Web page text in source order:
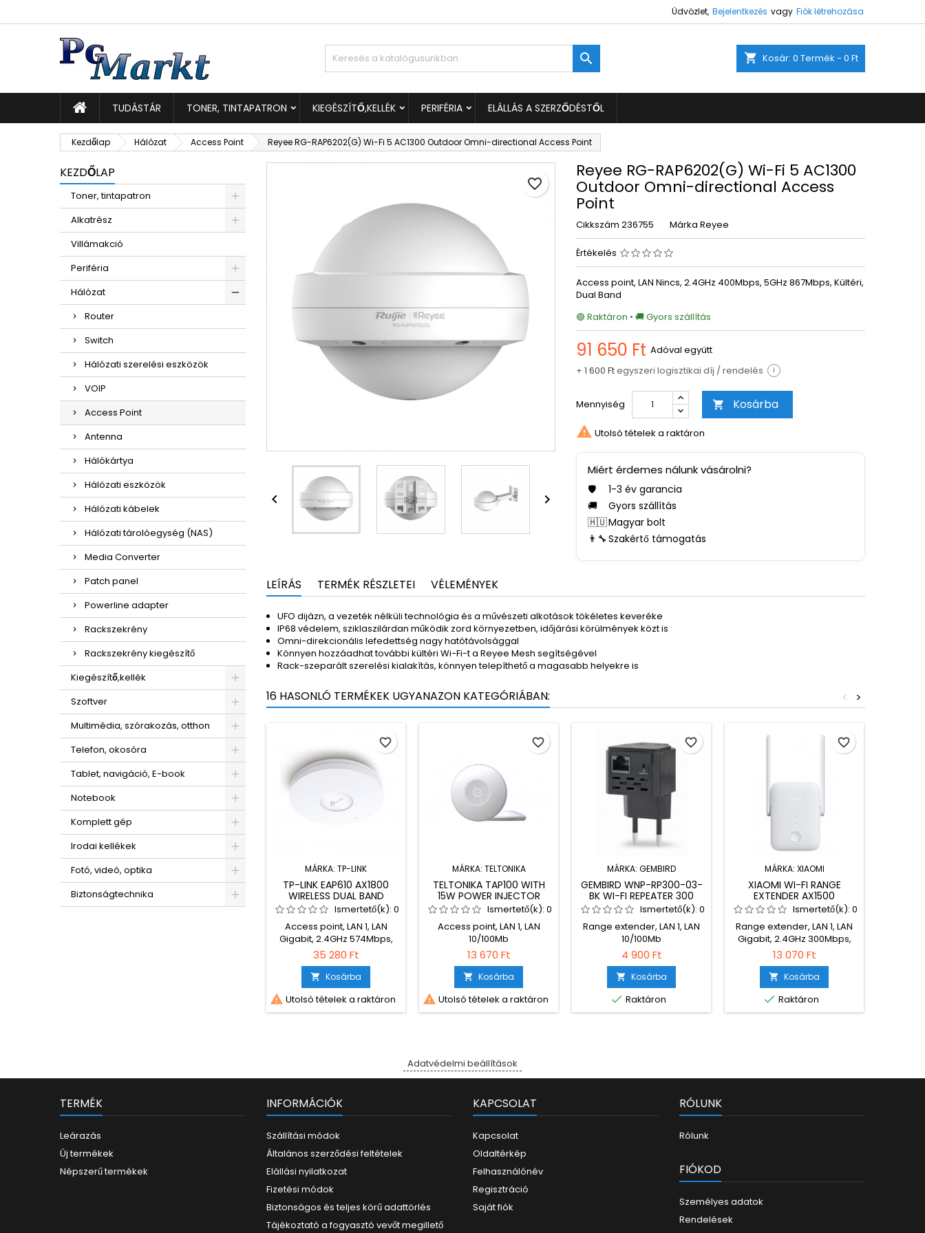
Üdvözlet, Bejelentkezés vagy Fiók létrehozása
shopping_cart Kosár: 0 Termék - 0 Ft

TUDÁSTÁR TONER, TINTAPATRON KIEGÉSZÍTŐ,KELLÉK PERIFÉRIA ELÁLLÁS A SZERZŐDÉSTŐL
Kezdőlap Hálózat Access Point Reyee RG-RAP6202(G) Wi-Fi 5 AC1300 Outdoor Omni-directional Access Point
KEZDŐLAP
Toner, tintapatron
Alkatrész
Villámakció
Periféria
Hálózat
Router
Switch
Hálózati szerelési eszközök
VOIP
Access Point
Antenna
Hálókártya
Hálózati eszközök
Hálózati kábelek
Hálózati tárolóegység (NAS)
Media Converter
Patch panel
Powerline adapter
Rackszekrény
Rackszekrény kiegészítő
Kiegészítő,kellék
Szoftver
Multimédia, szórakozás, otthon
Telefon, okosóra
Tablet, navigáció, E-book
Notebook
Komplett gép
Irodai kellékek
Fotó, videó, optika
Biztonságtechnika
 
Reyee RG-RAP6202(G) Wi-Fi 5 AC1300
Outdoor Omni-directional Access
Point
Cikkszám 236755 Márka Reyee
Értékelés
Access point, LAN Nincs, 2.4GHz 400Mbps, 5GHz 867Mbps, Kültéri,
Dual Band
🟢 Raktáron • 🚚 Gyors szállítás
91 650 Ft Adóval együtt
+ 1 600 Ftegyszeri logisztikai díj / rendelés i
Mennyiség  Kosárba
favorite_border
 Utolsó tételek a raktáron
Miért érdemes nálunk vásárolni?
🛡️
1-3 év garancia
🚚
Gyors szállítás
🇭🇺Magyar bolt
👨‍🔧Szakértő támogatás
LEÍRÁS TERMÉK RÉSZLETEI VÉLEMÉNYEK
UFO dijázn, a vezeték nélküli technológia és a művészeti alkotások tökéletes keveréke
IP68 védelem, sziklaszilárdan működik zord környezetben, időjárási körülmények közt is
Omni-direkcionális lefedettség nagy hatótávolsággal
Könnyen hozzáadhat további kültéri Wi-Fi-t a Reyee Mesh segítségével
Rack-szeparált szerelési kialakítás, könnyen telepíthető a magasabb helyekre is
16 HASONLÓ TERMÉKEK UGYANAZON KATEGÓRIÁBAN: >
<
MÁRKA: TP-LINK
TP-LINK EAP610 AX1800
WIRELESS DUAL BAND
CEILING MOUNT ACCESS
POINT WHITE
Ismertető(k): 0
Access point, LAN 1, LAN
Gigabit, 2.4GHz 574Mbps,
5GHz 1201Mbps, Dual Band
35 280 Ft
 Kosárba
 Utolsó tételek a raktáron
favorite_border
MÁRKA: TELTONIKA
TELTONIKA TAP100 WITH
15W POWER INJECTOR
WIRELESS ACCESS POINT
Ismertető(k): 0
Access point, LAN 1, LAN
10/100Mb
13 670 Ft
 Kosárba
 Utolsó tételek a raktáron
favorite_border
MÁRKA: GEMBIRD
GEMBIRD WNP-RP300-03-
BK WI-FI REPEATER 300
MBPS RANGE EXTENDER
BLACK
Ismertető(k): 0
Range extender, LAN 1, LAN
10/100Mb
4 900 Ft
 Kosárba
 Raktáron
favorite_border
MÁRKA: XIAOMI
XIAOMI WI-FI RANGE
EXTENDER AX1500
Ismertető(k): 0
Range extender, LAN 1, LAN
Gigabit, 2.4GHz 300Mbps,
5GHz 1201Mbps, Dual Band
13 070 Ft
 Kosárba
 Raktáron
favorite_border
Adatvédelmi beállítások
TERMÉK
Leárazás
Új termékek
Népszerű termékek
INFORMÁCIÓK
Szállítási módok
Általános szerződési feltételek
Elállási nyilatkozat
Fizetési módok
Biztonságos és teljes körű adattörlés
Tájékoztató a fogyasztó vevőt megillető
KAPCSOLAT
Kapcsolat
Oldaltérkép
Felhasználónév
Regisztráció
Saját fiók
RÓLUNK
Rólunk
FIÓKOD
Személyes adatok
Rendelések
Kívánságlistáim
Új lista létrehozása
Kívánságlista létrehozása
Mégsem Kívánságlista létrehozása
Bejelentkezés
Be kell jelentkezned a termékek kívánságlistába történő mentéséhez.